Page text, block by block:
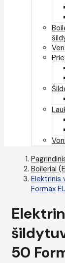
Boileriai
Elektrinis
Formax
50